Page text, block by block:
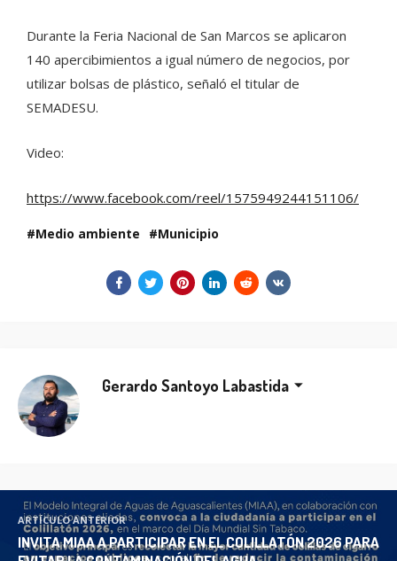
Durante la Feria Nacional de San Marcos se aplicaron
140 apercibimientos a igual número de negocios, por
utilizar bolsas de plástico, señaló el titular de
SEMADESU.
Video:
https://www.facebook.com/reel/1575949244151106/
Medio ambiente Municipio
Gerardo Santoyo Labastida
ARTÍCULO ANTERIOR
INVITA MIAA A PARTICIPAR EN EL COLILLATÓN 2026 PARA